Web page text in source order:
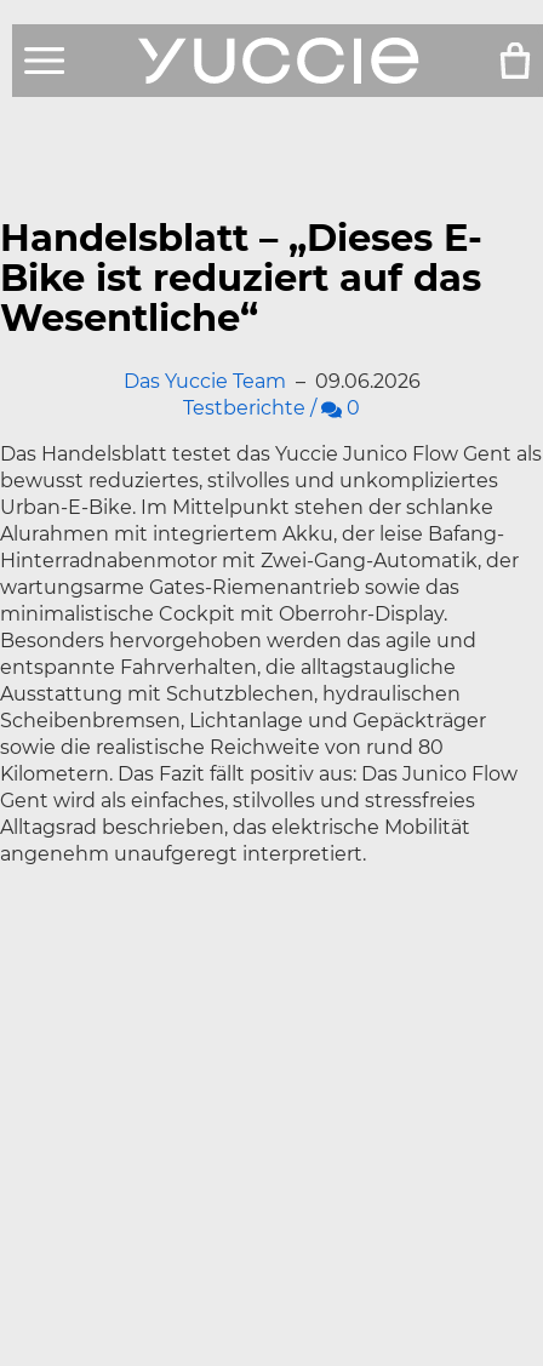
Testberichte
News
Über Uns
Service
Handelsblatt – „Dieses E-
Bike ist reduziert auf das
Wesentliche“
Das Yuccie Team – 09.06.2026
Testberichte / Kommentare
0
Das Handelsblatt testet das Yuccie Junico Flow Gent als
bewusst reduziertes, stilvolles und unkompliziertes
Urban-E-Bike. Im Mittelpunkt stehen der schlanke
Alurahmen mit integriertem Akku, der leise Bafang-
Hinterradnabenmotor mit Zwei-Gang-Automatik, der
wartungsarme Gates-Riemenantrieb sowie das
minimalistische Cockpit mit Oberrohr-Display.
Besonders hervorgehoben werden das agile und
entspannte Fahrverhalten, die alltagstaugliche
Ausstattung mit Schutzblechen, hydraulischen
Scheibenbremsen, Lichtanlage und Gepäckträger
sowie die realistische Reichweite von rund 80
Kilometern. Das Fazit fällt positiv aus: Das Junico Flow
Gent wird als einfaches, stilvolles und stressfreies
Alltagsrad beschrieben, das elektrische Mobilität
angenehm unaufgeregt interpretiert.